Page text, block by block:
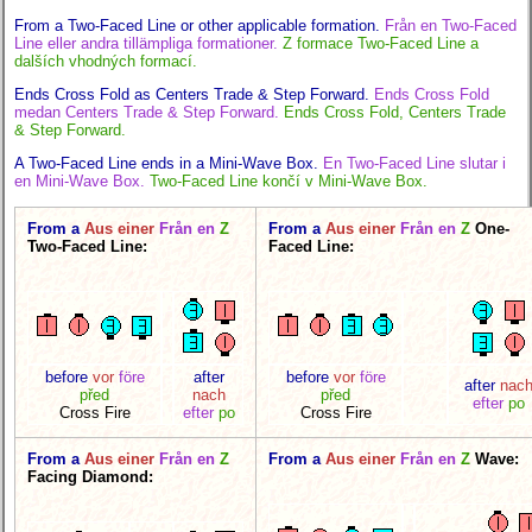
From a Two-Faced Line or other applicable formation. Från en Two-Faced
Line eller andra tillämpliga formationer. Z formace Two-Faced Line a
dalších vhodných formací.
Ends Cross Fold as Centers Trade & Step Forward.
Ends Cross Fold
medan Centers Trade & Step Forward.
Ends Cross Fold, Centers Trade
& Step Forward.
A Two-Faced Line ends in a Mini-Wave Box. En Two-Faced Line slutar i
en Mini-Wave Box. Two-Faced Line končí v Mini-Wave Box.
From a Aus einer Från en Z
Two-Faced Line:
before vor före
před
Cross Fire
after
nach
efter po
From a Aus einer Från en Z One-
Faced Line:
before vor före
před
Cross Fire
after nach
efter po
From a Aus einer Från en Z
Facing Diamond:
From a Aus einer Från en Z Wave: